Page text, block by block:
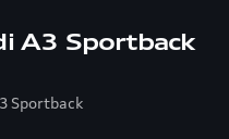
A3 Sportback
Sportback